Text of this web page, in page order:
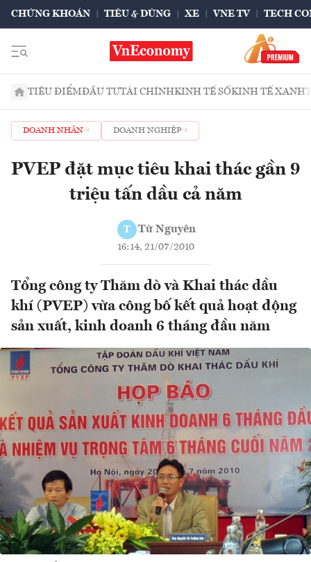
CHỨNG KHOÁN TIÊU & DÙNG XE VNE TV TECH
TIÊU ĐIỂMĐẦU TƯTÀI CHÍNHKINH TẾ SỐKINH TẾ XANH
DOANH NHÂN DOANH NGHIỆP
PVEP đặt mục tiêu khai thác gần 9
triệu tấn dầu cả năm
T Từ Nguyên
16:14, 21/07/2010
Tổng công ty Thăm dò và Khai thác dầu
khí (PVEP) vừa công bố kết quả hoạt động
sản xuất, kinh doanh 6 tháng đầu năm